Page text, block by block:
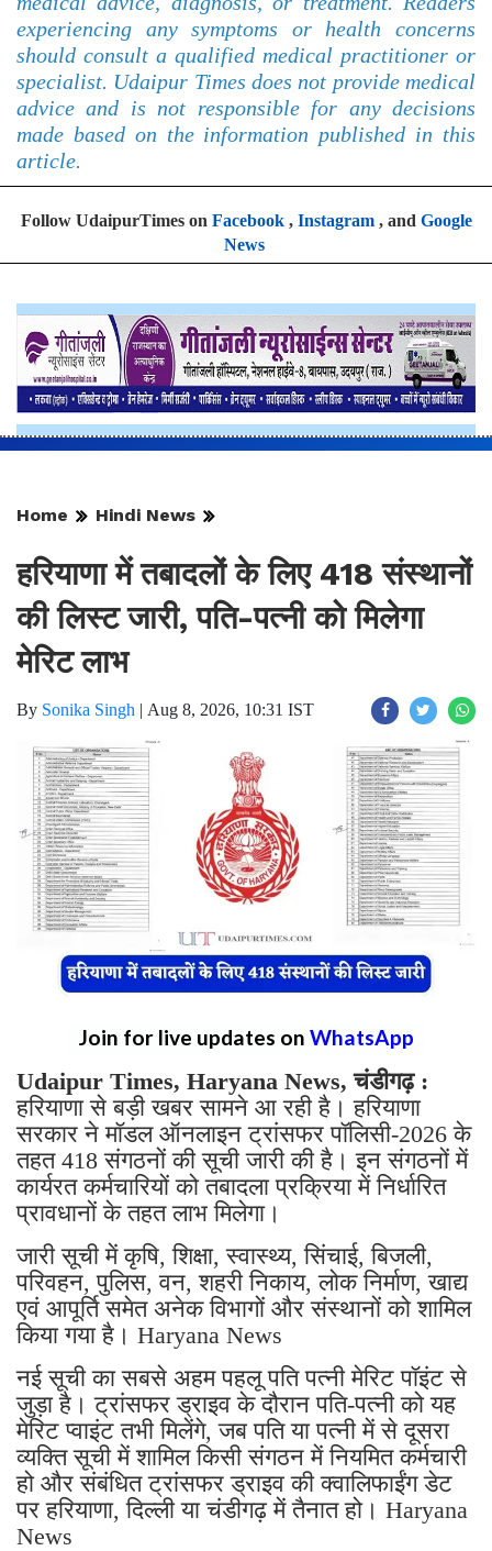
experiencing any symptoms or health concerns
should consult a qualified medical practitioner or
specialist. Udaipur Times does not provide medical
advice and is not responsible for any decisions
made based on the information published in this
article.
Follow UdaipurTimes on Facebook, Instagram, and Google
News
Home Hindi News
हरियाणा में तबादलों के लिए 418 संस्थानों
की लिस्ट जारी, पति-पत्नी को मिलेगा
मेरिट लाभ
By Sonika Singh | Aug 8, 2026, 10:31 IST
Join for live updates on WhatsApp
Udaipur Times, Haryana News, चंडीगढ़ :
हरियाणा से बड़ी खबर सामने आ रही है। हरियाणा
सरकार ने मॉडल ऑनलाइन ट्रांसफर पॉलिसी-2026 के
तहत 418 संगठनों की सूची जारी की है। इन संगठनों में
कार्यरत कर्मचारियों को तबादला प्रक्रिया में निर्धारित
प्रावधानों के तहत लाभ मिलेगा।
जारी सूची में कृषि, शिक्षा, स्वास्थ्य, सिंचाई, बिजली,
परिवहन, पुलिस, वन, शहरी निकाय, लोक निर्माण, खाद्य
एवं आपूर्ति समेत अनेक विभागों और संस्थानों को शामिल
किया गया है। Haryana News
नई सूची का सबसे अहम पहलू पति पत्नी मेरिट पॉइंट से
जुड़ा है। ट्रांसफर ड्राइव के दौरान पति-पत्नी को यह
मेरिट प्वाइंट तभी मिलेंगे, जब पति या पत्नी में से दूसरा
व्यक्ति सूची में शामिल किसी संगठन में नियमित कर्मचारी
हो और संबंधित ट्रांसफर ड्राइव की क्वालिफाईंग डेट
पर हरियाणा, दिल्ली या चंडीगढ़ में तैनात हो। Haryana
News